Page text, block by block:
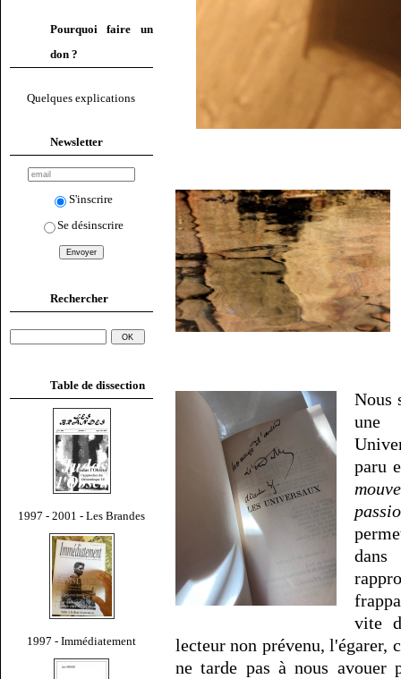
Pourquoi faire un
don ?
Quelques explications
Newsletter
S'inscrire
Se désinscrire
Rechercher
Table de dissection
1997 - 2001 - Les Brandes
1997 - Immédiatement
Nous
une
paru
vite
lecteur non prévenu, l'égarer,
ne tarde pas à nous